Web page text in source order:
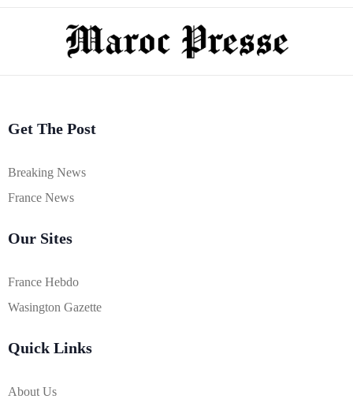
Get The Post
Breaking News
France News
Our Sites
France Hebdo
Wasington Gazette
Quick Links
About Us